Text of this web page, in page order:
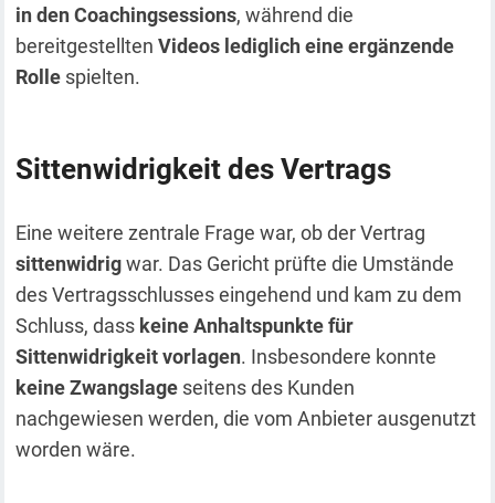
in den Coachingsessions, während die
bereitgestelltenVideos lediglich eine ergänzende
Rolle spielten.
Sittenwidrigkeit des Vertrags
Eine weitere zentrale Frage war, ob der Vertrag
sittenwidrigwar. Das Gericht prüfte die Umstände
des Vertragsschlusses eingehend und kam zu dem
Schluss, dass keine Anhaltspunkte für
Sittenwidrigkeit vorlagen. Insbesondere konnte
keine Zwangslage seitens des Kunden
nachgewiesen werden, die vom Anbieter ausgenutzt
worden wäre.